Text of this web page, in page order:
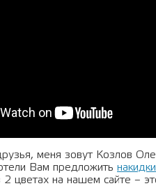
меня зовут Козлов
Вам предложить
2 цветах на нашем сайте –